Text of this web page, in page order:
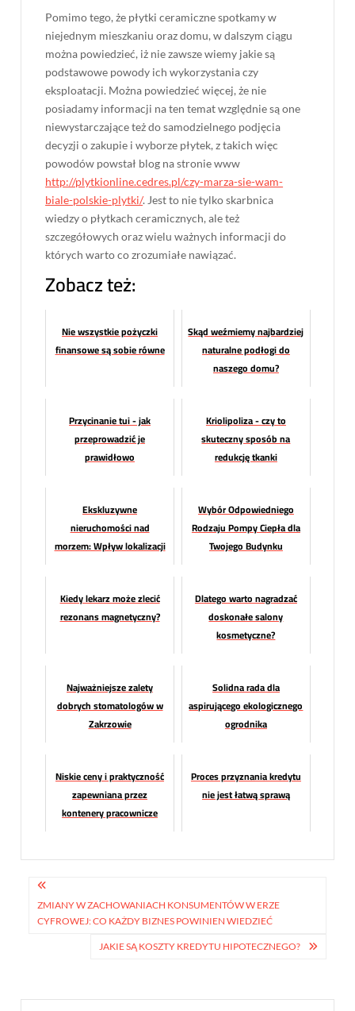
Pomimo tego, że płytki ceramiczne spotkamy w
niejednym mieszkaniu oraz domu, w dalszym ciągu
można powiedzieć, iż nie zawsze wiemy jakie są
podstawowe powody ich wykorzystania czy
eksploatacji. Można powiedzieć więcej, że nie
posiadamy informacji na ten temat względnie są one
niewystarczające też do samodzielnego podjęcia
decyzji o zakupie i wyborze płytek, z takich więc
powodów powstał blog na stronie www
http://plytkionline.cedres.pl/czy-marza-sie-wam-
biale-polskie-plytki/. Jest to nie tylko skarbnica
wiedzy o płytkach ceramicznych, ale też
szczegółowych oraz wielu ważnych informacji do
których warto co zrozumiałe nawiązać.
Zobacz też:
Nie wszystkie pożyczki
finansowe są sobie równe
Skąd weźmiemy najbardziej
naturalne podłogi do
naszego domu?
Przycinanie tui - jak
przeprowadzić je
prawidłowo
Kriolipoliza - czy to
skuteczny sposób na
redukcję tkanki
Ekskluzywne
nieruchomości nad
morzem: Wpływ lokalizacji
Wybór Odpowiedniego
Rodzaju Pompy Ciepła dla
Twojego Budynku
Kiedy lekarz może zlecić
rezonans magnetyczny?
Dlatego warto nagradzać
doskonałe salony
kosmetyczne?
Najważniejsze zalety
dobrych stomatologów w
Zakrzowie
Solidna rada dla
aspirującego ekologicznego
ogrodnika
Niskie ceny i praktyczność
zapewniana przez
kontenery pracownicze
Proces przyznania kredytu
nie jest łatwą sprawą
Nawigacja
wpisu
ZMIANY W ZACHOWANIACH KONSUMENTÓW W ERZE
CYFROWEJ: CO KAŻDY BIZNES POWINIEN WIEDZIEĆ
JAKIE SĄ KOSZTY KREDYTU HIPOTECZNEGO?